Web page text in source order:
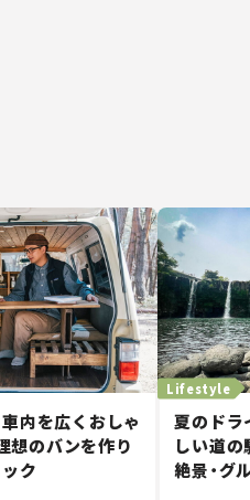
内を広くおしゃ
想のバンを作り
ク
Lifestyle
夏のドラ
しい道の
絶景・グ